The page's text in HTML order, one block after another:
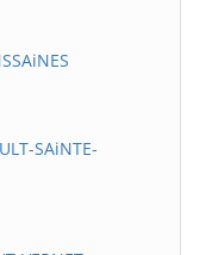
SAiNTE-